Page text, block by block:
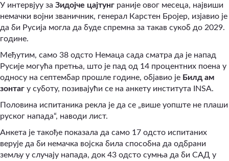
У интервјуу за Зидојче цајтунг раније овог месеца, највиши
немачки војни званичник, генерал Карстен Бројер, изјавио је
да би Русија могла да буде спремна за такав сукоб до 2029.
године.
Међутим, само 38 одсто Немаца сада сматра да је напад
Русије могућа претња, што је пад од 14 процентних поена у
односу на септембар прошле године, објавио је Билд ам
зонтаг у суботу, позивајући се на анкету института INSA.
Половина испитаника рекла је да се „више уопште не плаши
руског напада“, наводи лист.
Анкета је такође показала да само 17 одсто испитаних
верује да би немачка војска била способна да одбрани
земљу у случају напада, док 43 одсто сумња да би САД у